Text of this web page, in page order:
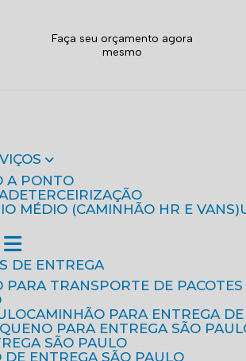
Faça seu orçamento agora
mesmo
A PONTO
TERCEIRIZAÇÃO
MÉDIO (CAMINHÃO HR E VANS)
DE ENTREGA
PARA TRANSPORTE DE
CAMINHÃO PARA ENTREGA
PARA ENTREGA SÃO
SÃO PAULO
DE ENTREGA SÃO PAULO